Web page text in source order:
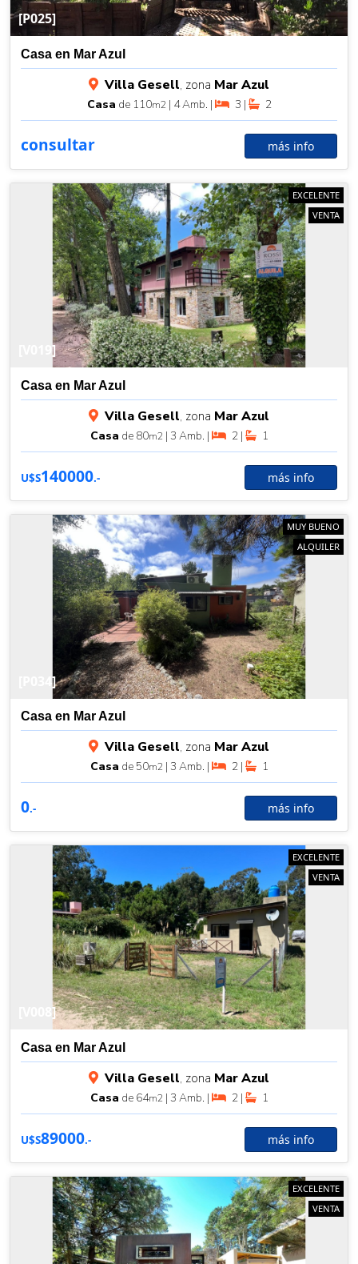
[P025]
Casa en Mar Azul
Villa Gesell, zona Mar Azul
Casa de 110m2 | 4 Amb. | 3 | 2
consultar más info
[V019]
EXCELENTE
VENTA
Casa en Mar Azul
Villa Gesell, zona Mar Azul
Casa de 80m2 | 3 Amb. | 2 | 1
U$S140000.- más info
[P034]
MUY BUENO
ALQUILER
Casa en Mar Azul
Villa Gesell, zona Mar Azul
Casa de 50m2 | 3 Amb. | 2 | 1
0.- más info
[V008]
EXCELENTE
VENTA
Casa en Mar Azul
Villa Gesell, zona Mar Azul
Casa de 64m2 | 3 Amb. | 2 | 1
U$S89000.- más info
EXCELENTE
VENTA